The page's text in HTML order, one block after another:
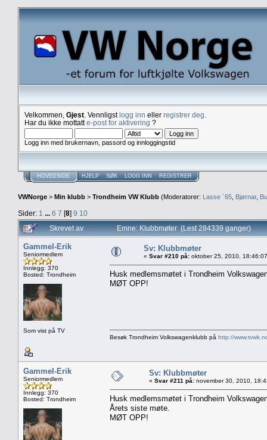
Velkommen, Gjest . Vennligstlogg inn eller registrer deg
Har du ikke mottatte-post for aktivering ?
Logg inn med brukernavn, passord og innloggingstid
HOVEDSIDE HJELP SØK LOGG INN REGISTRER
VWNorge > Min klubb > Trondheim VW Klubb (Moderatorer: Lasse `65 Bjørnar,
Sider: 1 ... 6 7 [8] 9 10
Skrevet av
Emne: Klubbmøter (Lest 284339 ganger)
Gammel-Erik
Seniormedlem
Innlegg: 370
Bosted: Trondheim
Som vist på TV
Sv: Klubbmøter
« Svar #210 på: oktober 25, 2010,
Husk medlemsmøtet i Trondheim
MØT OPP!
Besøk Trondheim Volkswagenklubb på http://
Gammel-Erik
Seniormedlem
Innlegg: 370
Bosted: Trondheim
Sv: Klubbmøter
« Svar #211 på: november 30, 2010,
Husk medlemsmøtet i Trondheim
Årets siste møte.
MØT OPP!